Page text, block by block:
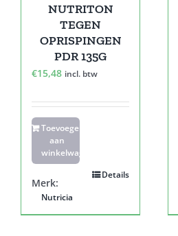
NUTRITON
TEGEN
OPRISPINGEN
PDR 135G
€15,48 incl. btw
Toevoegen
aan
winkelwagen
Details
Merk:
Nutricia